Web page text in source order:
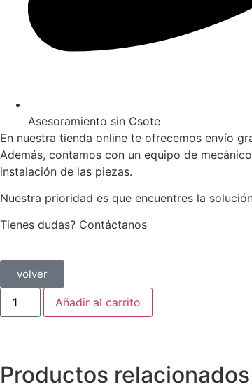
Asesoramiento sin Csote
En nuestra tienda online te ofrecemos envío
Además, contamos con un equipo de
instalación de las piezas.
Nuestra prioridad es que encuentres la
Tienes dudas? Contáctanos
volver
Añadir al carrito
Productos relacionados